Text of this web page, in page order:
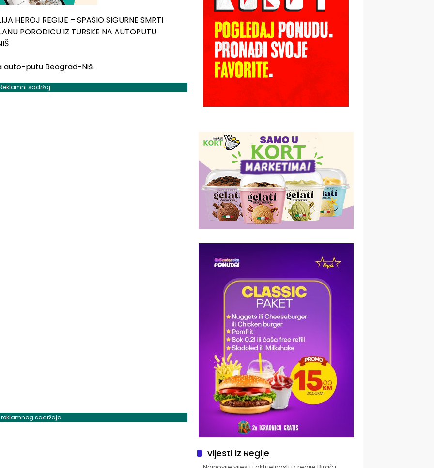
auto-putu Beograd-Niš.
sadržaj
reklamnog sadržaja
Vijesti iz Regije